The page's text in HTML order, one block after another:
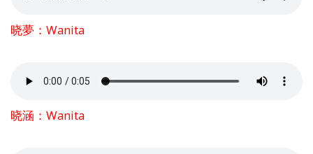
晓夢：Wanita
晓涵：Wanita